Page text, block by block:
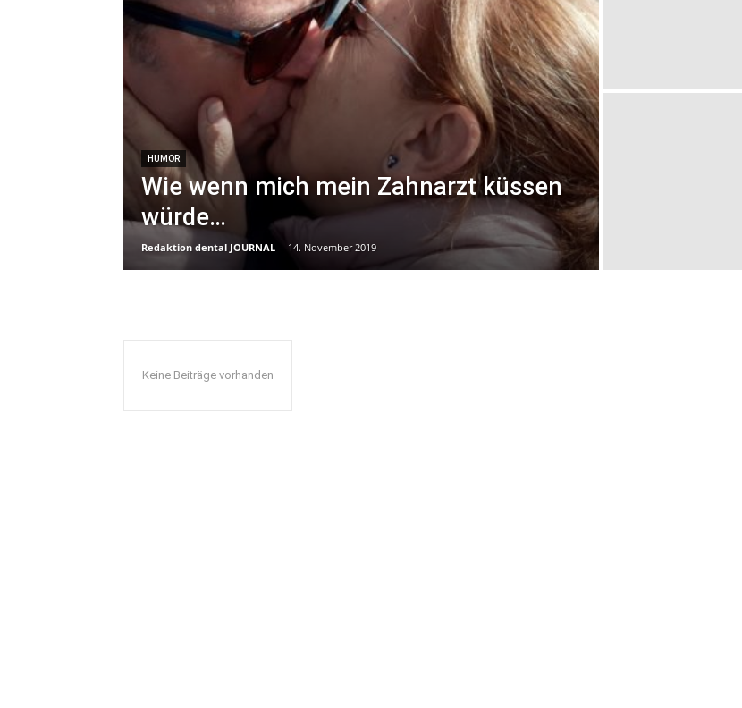
HUMOR
Wie wenn mich mein Zahnarzt küssen
würde…
Redaktion dental JOURNAL - 14. November 2019
Keine Beiträge vorhanden